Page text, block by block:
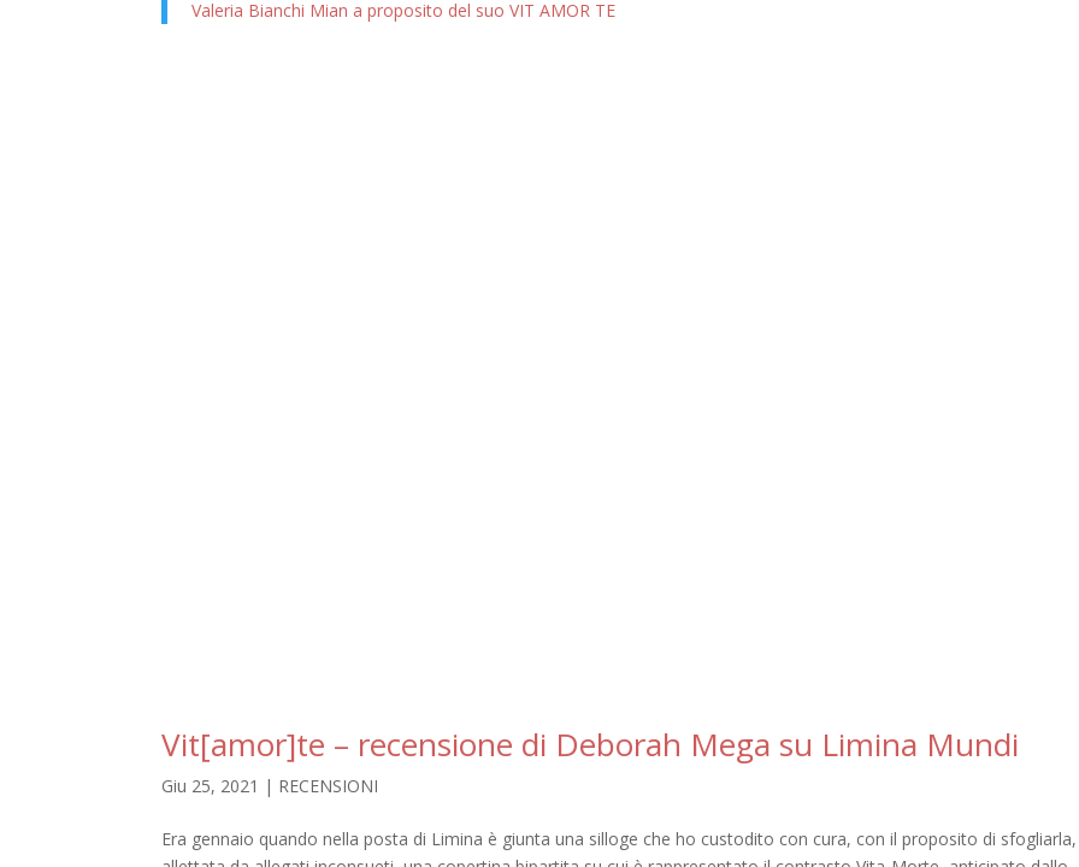
Valeria Bianchi Mian a proposito del suo VIT AMOR TE
Vit[amor]te – recensione di Deborah Mega su Limina Mundi
Giu 25, 2021 | RECENSIONI
Era gennaio quando nella posta di Limina è giunta una silloge che ho custodito con cura, con il proposito di sfogliarla,